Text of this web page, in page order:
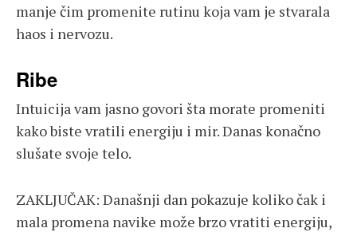
manje čim promenite rutinu koja vam je stvarala
haos i nervozu.
Ribe
Intuicija vam jasno govori šta morate promeniti
kako biste vratili energiju i mir. Danas konačno
slušate svoje telo.
ZAKLJUČAK: Današnji dan pokazuje koliko čak i
mala promena navike može brzo vratiti energiju,